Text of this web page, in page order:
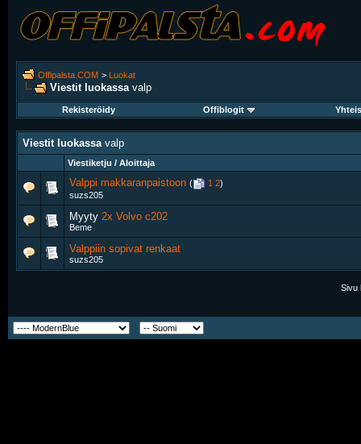
Offipalsta.COM > Luokat
Viestit luokassa valp
Rekisteröidy Offiblogit
Viestit luokassa valp
Viestiketju / Aloittaja
Valppi makkaranpaistoon ( 1 2)
suzs205
Myyty 2x Volvo c202
Beme
Valppiin sopivat renkaat
suzs205
Sivu